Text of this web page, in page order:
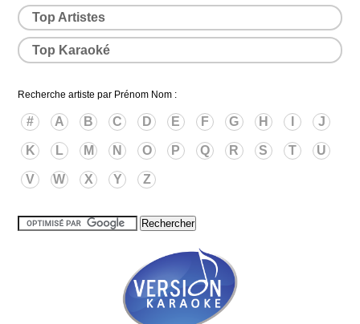
Top Artistes
Top Karaoké
Recherche artiste par Prénom Nom :
# A B C D E F G H J
K L M N O P Q R S T U
V W X Y Z